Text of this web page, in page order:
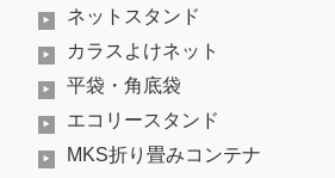
ネットスタンド
カラスよけネット
平袋・角底袋
エコリースタンド
MKS折り畳みコンテナ